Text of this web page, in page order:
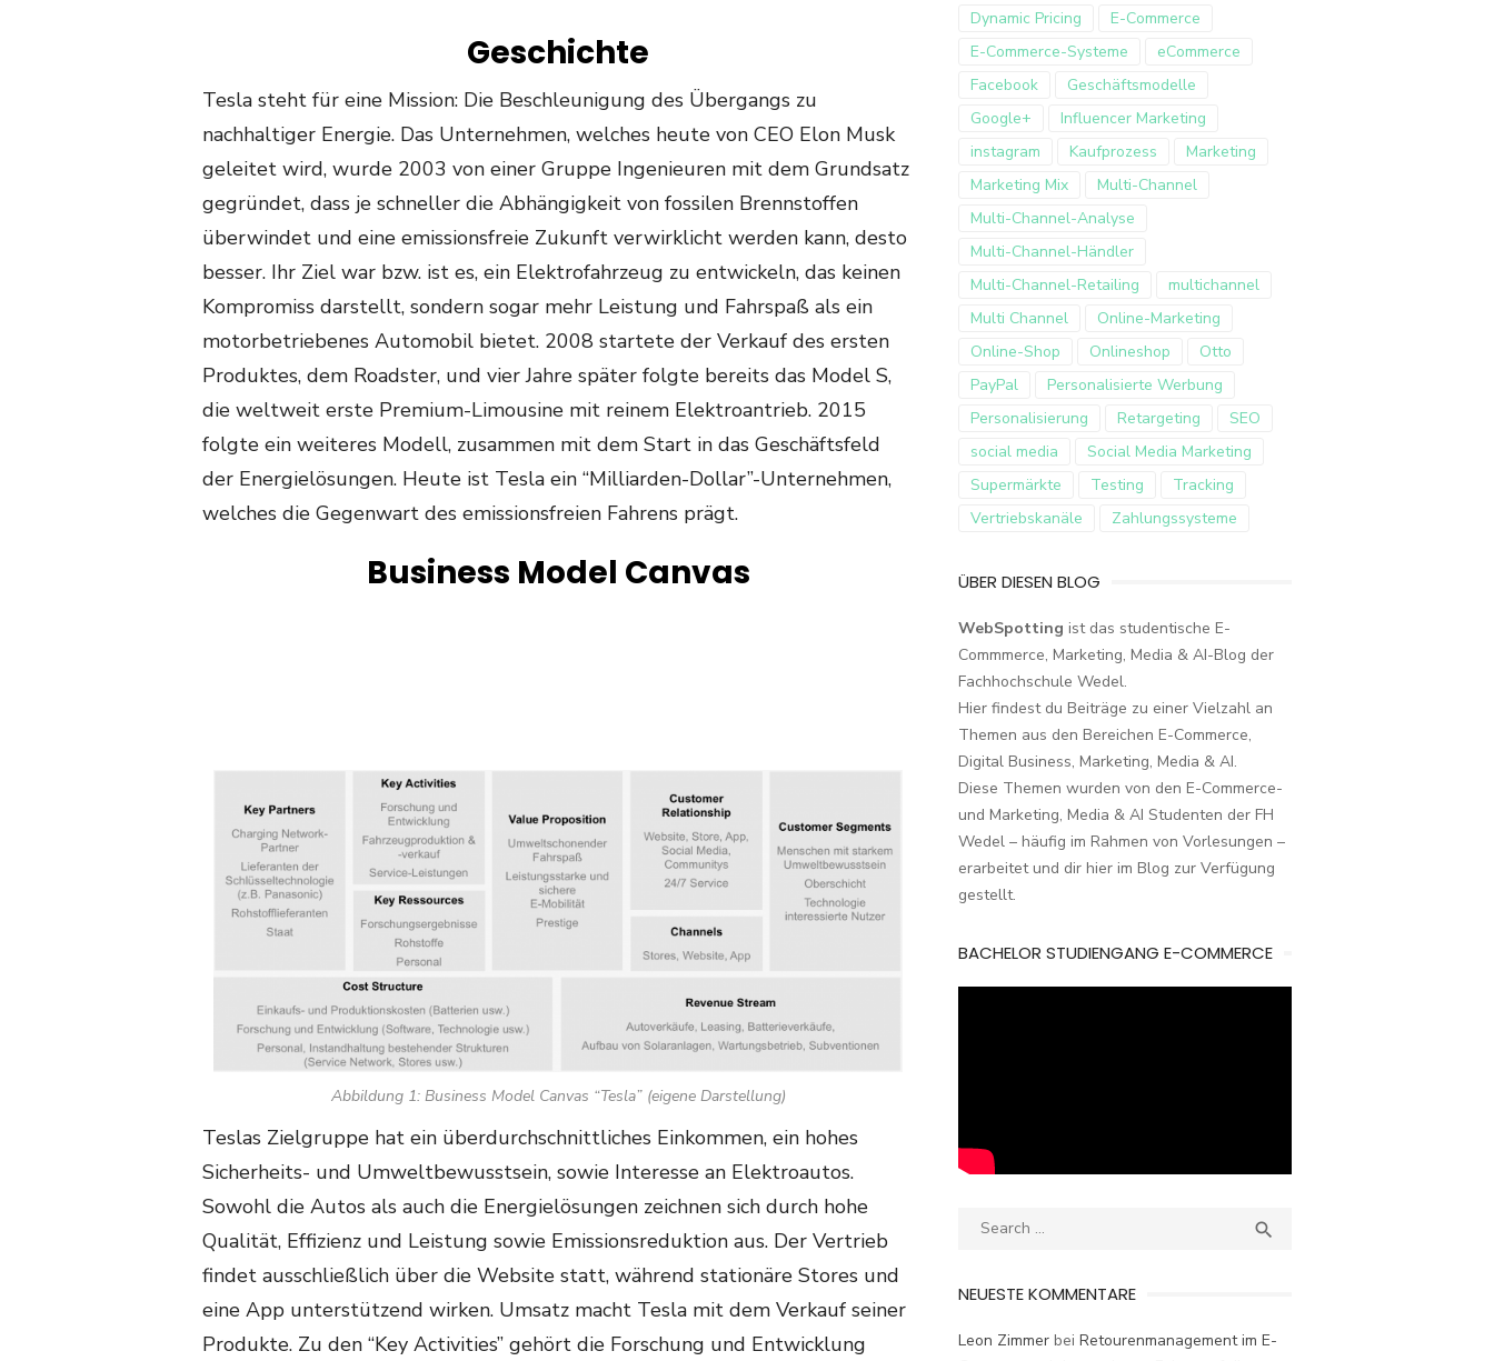
Geschichte
Tesla steht für eine Mission: Die Beschleunigung des Übergangs zu
nachhaltiger Energie. Das Unternehmen, welches heute von CEO Elon Musk
geleitet wird, wurde 2003 von einer Gruppe Ingenieuren mit dem Grundsatz
gegründet, dass je schneller die Abhängigkeit von fossilen Brennstoffen
überwindet und eine emissionsfreie Zukunft verwirklicht werden kann, desto
besser. Ihr Ziel war bzw. ist es, ein Elektrofahrzeug zu entwickeln, das keinen
Kompromiss darstellt, sondern sogar mehr Leistung und Fahrspaß als ein
motorbetriebenes Automobil bietet. 2008 startete der Verkauf des ersten
Produktes, dem Roadster, und vier Jahre später folgte bereits das Model S,
die weltweit erste Premium-Limousine mit reinem Elektroantrieb. 2015
folgte ein weiteres Modell, zusammen mit dem Start in das Geschäftsfeld
der Energielösungen. Heute ist Tesla ein “Milliarden-Dollar”-Unternehmen,
welches die Gegenwart des emissionsfreien Fahrens prägt.
Business Model Canvas
Abbildung 1: Business Model Canvas “Tesla” (eigene Darstellung)
Teslas Zielgruppe hat ein überdurchschnittliches Einkommen, ein hohes
Sicherheits- und Umweltbewusstsein, sowie Interesse an Elektroautos.
Sowohl die Autos als auch die Energielösungen zeichnen sich durch hohe
Qualität, Effizienz und Leistung sowie Emissionsreduktion aus. Der Vertrieb
findet ausschließlich über die Website statt, während stationäre Stores und
eine App unterstützend wirken. Umsatz macht Tesla mit dem Verkauf seiner
Produkte. Zu den “Key Activities” gehört die Forschung und Entwicklung
Dynamic Pricing
E-Commerce
E-Commerce-Systeme
eCommerce
Facebook
Geschäftsmodelle
Google+
Influencer Marketing
instagram
Kaufprozess
Marketing
Marketing Mix
Multi-Channel
Multi-Channel-Analyse
Multi-Channel-Händler
Multi-Channel-Retailing
multichannel
Multi Channel
Online-Marketing
Online-Shop
Onlineshop
Otto
PayPal
Personalisierte Werbung
Personalisierung
Retargeting
SEO
social media
Social Media Marketing
Supermärkte
Testing
Tracking
Vertriebskanäle
Zahlungssysteme
ÜBER DIESEN BLOG
WebSpotting ist das studentische E-
Commmerce, Marketing, Media & AI-Blog der
Fachhochschule Wedel.
Hier findest du Beiträge zu einer Vielzahl an
Themen aus den Bereichen E-Commerce,
Digital Business, Marketing, Media & AI.
Diese Themen wurden von den E-Commerce-
und Marketing, Media & AI Studenten der FH
Wedel – häufig im Rahmen von Vorlesungen –
erarbeitet und dir hier im Blog zur Verfügung
gestellt.
BACHELOR STUDIENGANG E-COMMERCE
Search

NEUESTE KOMMENTARE
Leon Zimmer bei Retourenmanagement im E-